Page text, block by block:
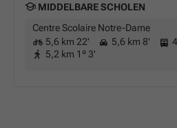
MIDDELBARE SCHOLEN
Centre Scolaire Notre-Dame
5,6 km 22'
5,6 km 8'
5,2 km 1º 3'